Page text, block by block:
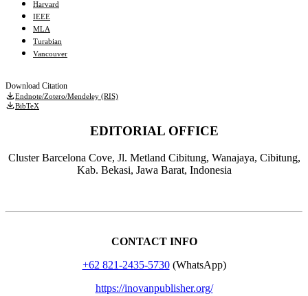
Harvard
IEEE
MLA
Turabian
Vancouver
Download Citation
Endnote/Zotero/Mendeley (RIS)
BibTeX
EDITORIAL OFFICE
Cluster Barcelona Cove, Jl. Metland Cibitung, Wanajaya, Cibitung,
Kab. Bekasi, Jawa Barat, Indonesia
CONTACT INFO
+62 821-2435-5730 (WhatsApp)
https://inovanpublisher.org/